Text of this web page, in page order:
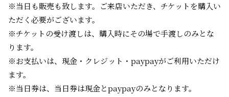
※当日も販売も致します。ご来店いただき、チケットを購入い
ただく必要がございます。
※チケットの受け渡しは、購入時にその場で手渡しのみとな
ります。
※お支払いは、現金・クレジット・paypayがご利用いただけ
ます。
※当日券は、当日券は現金とpaypayのみとなります。